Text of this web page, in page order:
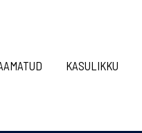
KASULIKKU